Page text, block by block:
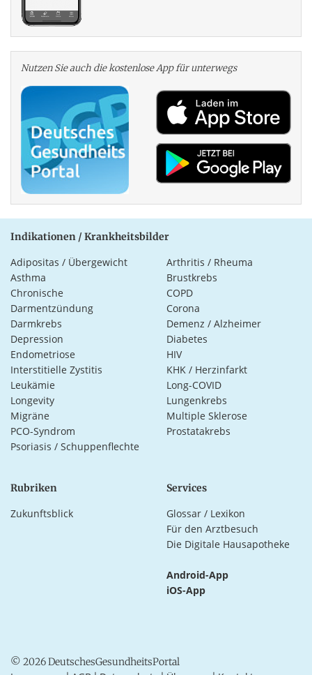
Nutzen Sie auch die kosten­lose App für unterwegs
Indikationen / Krankheitsbilder
Adipositas / Übergewicht
Arthritis / Rheuma
Asthma
Brustkrebs
Chronische
Darmentzündung
COPD
Corona
Darmkrebs
Demenz / Alzheimer
Depression
Diabetes
Endometriose
HIV
Interstitielle Zystitis
KHK / Herzinfarkt
Leukämie
Long-COVID
Longevity
Lungenkrebs
Migräne
Multiple Sklerose
PCO-Syndrom
Prostatakrebs
Psoriasis / Schuppenflechte
Rubriken
Zukunftsblick
Services
Glossar / Lexikon
Für den Arztbesuch
Die Digitale Hausapotheke
Android-App
iOS-App
© 2026 DeutschesGesundheitsPortal